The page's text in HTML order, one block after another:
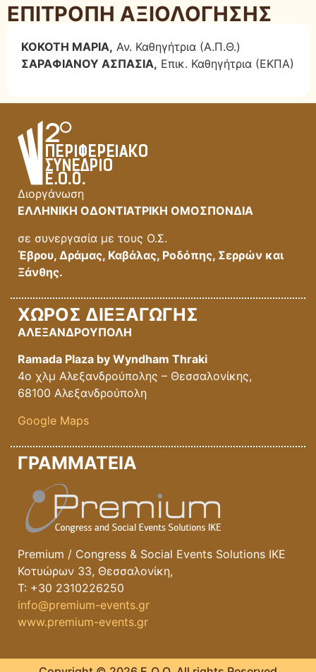
ΕΠΙΤΡΟΠΗ ΑΞΙΟΛΟΓΗΣΗΣ
ΚΟΚΟΤΗ ΜΑΡΙΑ, Αν. Καθηγήτρια (Α.Π.Θ.)
ΣΑΡΑΦΙΑΝΟΥ ΑΣΠΑΣΙΑ, Επικ. Καθηγήτρια (ΕΚΠΑ)
Διοργάνωση
ΕΛΛΗΝΙΚΗ ΟΔΟΝΤΙΑΤΡΙΚΗ ΟΜΟΣΠΟΝΔΙΑ
σε συνεργασία με τους Ο.Σ.
Έβρου, Δράμας, Καβάλας, Ροδόπης, Σερρών και
Ξάνθης.
ΧΩΡΟΣ ΔΙΕΞΑΓΩΓΗΣ
ΑΛΕΞΑΝΔΡΟΥΠΟΛΗ
Ramada Plaza by Wyndham Thraki
4ο χλμ Αλεξανδρούπολης – Θεσσαλονίκης,
68100 Αλεξανδρούπολη
Google Maps
ΓΡΑΜΜΑΤΕΙΑ
Premium / Congress & Social Events Solutions IKE
Κοτυώρων 33, Θεσσαλονίκη,
T: +30 2310226250
info@premium-events.gr
www.premium-events.gr